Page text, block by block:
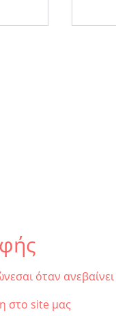
όταν ανεβαίνει
στο site μας